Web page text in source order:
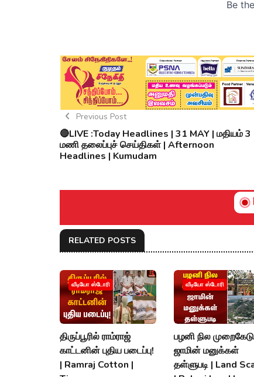
Previous Post
🔴LIVE :Today Headlines | 31 MAY | மதியம் 3
மணி தலைப்புச் செய்திகள் | Afternoon
Headlines | Kumudam
RELATED POSTS
வீடியோ ஸ்டோரி
திருப்பூரில் ராம்ராஜ்
காட்டனின் புதிய படைப்பு!
| Ramraj Cotton |
வீடியோ ஸ்டோரி
பழனி நில
ஜாமின் மனுக்கள்
தள்ளுபடி | Land